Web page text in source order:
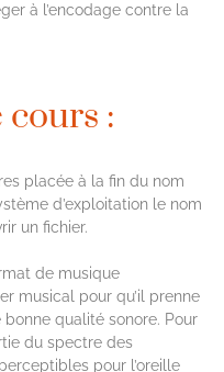
à l’encodage contre la
:
placée à la fin du nom
d’exploitation le nom
un fichier.
de musique
musical pour qu’il prenne
qualité sonore. Pour
du spectre des
pour l’oreille